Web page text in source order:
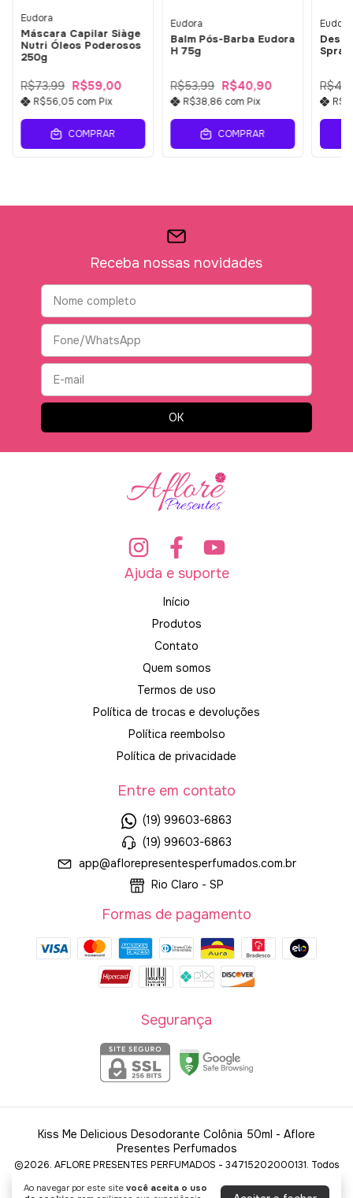
Ao navegar por este site você aceita o uso
Eudora
Máscara Capilar Siàge
Nutri Óleos Poderosos
250g
R$73,99 R$59,00
R$56,05 com Pix
COMPRAR
Eudora
Balm Pós-Barba Eudora
H 75g
R$53,99 R$40,90
R$38,86 com Pix
COMPRAR
Eudora
Receba nossas novidades
Ajuda e suporte
Início
Produtos
Contato
Quem somos
Termos de uso
Política de trocas e devoluções
Política reembolso
Política de privacidade
Entre em contato
(19) 99603-6863
(19) 99603-6863
app@aflorepresentesperfumados.com.br
Rio Claro - SP
Formas de pagamento
Segurança
Kiss Me Delicious Desodorante Colônia 50ml - Aflore
Presentes Perfumados
©2026. AFLORE PRESENTES PERFUMADOS - 34715202000131. Todos